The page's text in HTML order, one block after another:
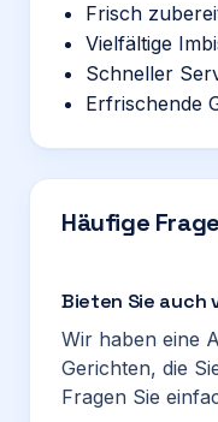
Frisch
Vielfältige
Schneller
Erfrischende
Häufige
Bieten Sie auch
Wir haben eine
Gerichten, die
Fragen Sie